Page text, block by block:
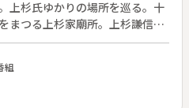
上杉氏ゆかりの場所を巡る。十
まつる上杉家廟所。上杉謙信公
で固められ、甕に納められたと
である松岬公園は市民の憩いの
は聡檜、入母屋作りの旧伯爵
の祖・鷹山公の説いた「かて
組